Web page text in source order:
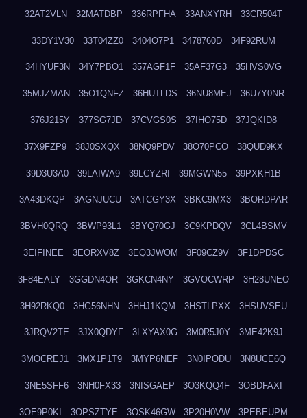
32AT2VLN 32MATDBP 336RPFHA 33ANXYRH 33CR504T
33DY1V30 33T04ZZ0 3404O7P1 3478760D 34F92RUM
34HYUF3N 34Y7PBO1 357AGF1F 35AF37G3 35HVS0VG
35MJZMAN 35O1QNFZ 36HUTLDS 36NU8MEJ 36U7Y0NR
376J215Y 377SG7JD 37CVGS0S 37IHO75D 37JQKID8
37X9FZP9 38J0SXQX 38NQ9PDV 38O70PCO 38QUD9KX
39D3U3A0 39LAIWA9 39LCYZRI 39MGWN55 39PXKH1B
3A43DKQP 3AGNJUCU 3ATCGY3X 3BKC9MX3 3BORDPAR
3BVH0QRQ 3BWP93L1 3BYQ70GJ 3C9KPDQV 3CL4BSMV
3EIFINEE 3EORXV8Z 3EQ3JWOM 3F09CZ9V 3F1DPDSC
3F84EALY 3GGDN4OR 3GKCN4NY 3GVOCWRP 3H28UNEO
3H92RKQ0 3HG56NHN 3HHJ1KQM 3HSTLPXX 3HSUVSEU
3JRQV2TE 3JX0QDYF 3LXYAX0G 3M0R5J0Y 3ME42K9J
3MOCREJ1 3MX1P1T9 3MYP6NEF 3N0IPODU 3N8UCE6Q
3NE5SFF6 3NH0FX33 3NISGAEP 3O3KQQ4F 3OBDFAXI
3OE9P0KI 3OPSZTYE 3OSK46GW 3P20H0VW 3PEBEUPM